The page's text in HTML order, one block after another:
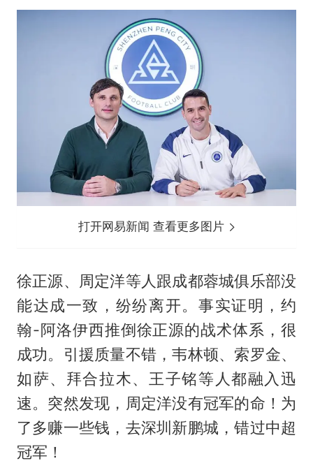
打开网易新闻 查看更多图片
徐正源、 周定洋等人跟成都蓉城俱乐部没
能达成一致，纷纷离开。事实证明，约
翰-阿洛伊西推倒徐正源的战术体系，很
成功。引援质量不错，韦林顿、索罗金、
如萨、拜合拉木、王子铭等人都融入迅
速。突然发现，周定洋没有冠军的命！为
了多赚一些钱，去深圳新鹏城，错过中超
冠军！